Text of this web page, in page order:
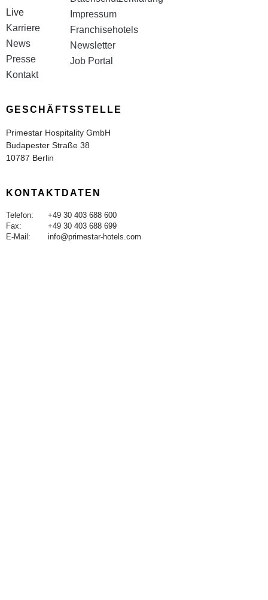
Live
Karriere
News
Presse
Kontakt
Impressum
Franchisehotels
Newsletter
Job Portal
GESCHÄFTSSTELLE
Primestar Hospitality GmbH
Budapester Straße 38
10787 Berlin
KONTAKTDATEN
Telefon:
+49 30 403 688 600
Fax:
+49 30 403 688 699
E-Mail:
info@primestar-hotels.com